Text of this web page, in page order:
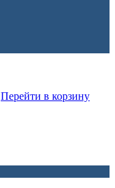
Перейти в корзину